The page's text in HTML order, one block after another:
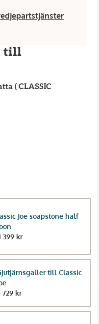
till
( CLASSIC
Joe soapstone half
399 kr
till Classic
729 kr